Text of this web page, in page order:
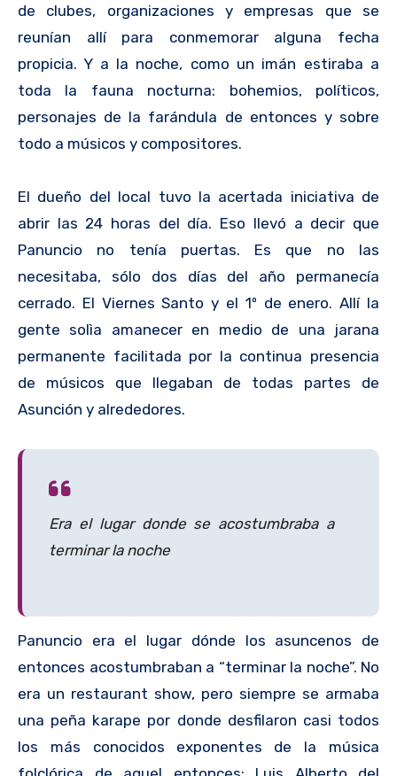
de clubes, organizaciones y empresas que se
reunían allí para conmemorar alguna fecha
propicia. Y a la noche, como un imán estiraba a
toda la fauna nocturna: bohemios, políticos,
personajes de la farándula de entonces y sobre
todo a músicos y compositores.
El dueño del local tuvo la acertada iniciativa de
abrir las 24 horas del día. Eso llevó a decir que
Panuncio no tenía puertas. Es que no las
necesitaba, sólo dos días del año permanecía
cerrado. El Viernes Santo y el 1º de enero. Allí la
gente solìa amanecer en medio de una jarana
permanente facilitada por la continua presencia
de músicos que llegaban de todas partes de
Asunción y alrededores.
Era el lugar donde se acostumbraba a
terminar la noche
Panuncio era el lugar dónde los asuncenos de
entonces acostumbraban a “terminar la noche”. No
era un restaurant show, pero siempre se armaba
una peña karape por donde desfilaron casi todos
los más conocidos exponentes de la música